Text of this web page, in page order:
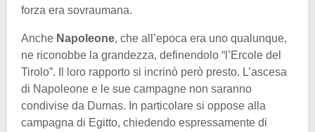
forza era sovraumana.
Anche Napoleone, che all’epoca era uno qualunque,
ne riconobbe la grandezza, definendolo “l’Ercole del
Tirolo”. Il loro rapporto si incrinò però presto. L’ascesa
di Napoleone e le sue campagne non saranno
condivise da Dumas. In particolare si oppose alla
campagna di Egitto, chiedendo espressamente di